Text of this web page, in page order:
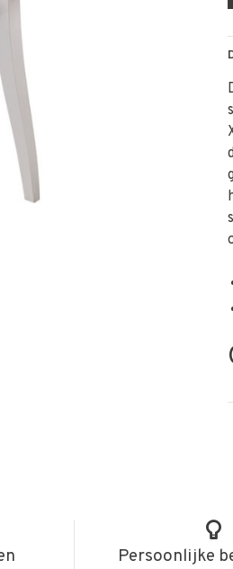
Persoonlijke